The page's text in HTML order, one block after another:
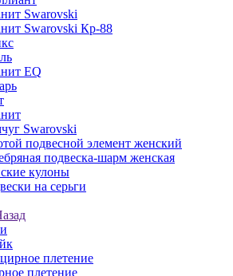
Swarovski
Swarovski Кр-88
EQ
Swarovski
подвесной элемент женcкий
подвеска-шарм женская
кулоны
на серьги
плетение
плетение